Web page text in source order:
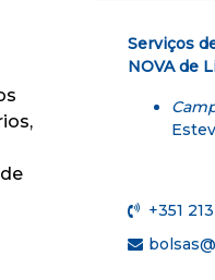
Serviços
NOVA de
+351